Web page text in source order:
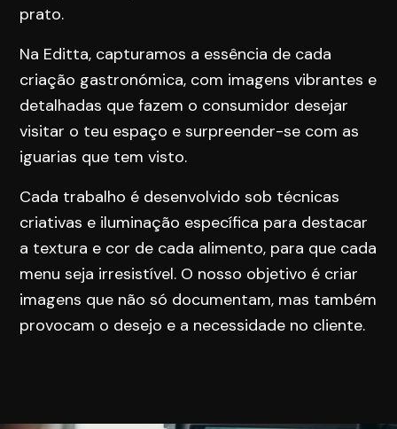
prato.
Na Editta, capturamos a essência de cada
criação gastronómica, com imagens vibrantes e
detalhadas que fazem o consumidor desejar
visitar o teu espaço e surpreender-se com as
iguarias que tem visto.
Cada trabalho é desenvolvido sob técnicas
criativas e iluminação específica para destacar
a textura e cor de cada alimento, para que cada
menu seja irresistível. O nosso objetivo é criar
imagens que não só documentam, mas também
provocam o desejo e a necessidade no cliente.